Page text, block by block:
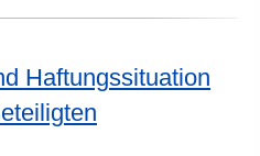
Haftungssituation